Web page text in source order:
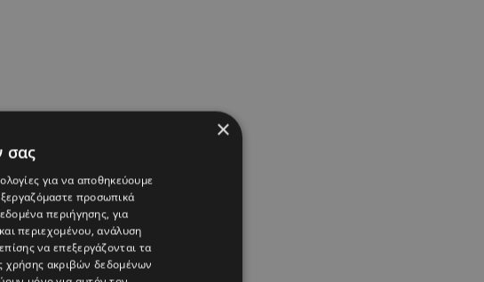
τον
Σε
στη
αρέσει σε
×
σας
για να αποθηκεύουμε
προσωπικά
περιήγησης, για
περιεχομένου, ανάλυση
να επεξεργάζονται τα
χρήσης ακριβών δεδομένων